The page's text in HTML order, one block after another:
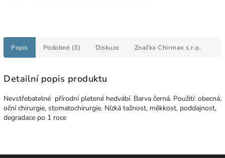
Popis Podobné (3) Diskuze Značka Chirmax s.r.o.
Detailní popis produktu
Nevstřebatelné přírodní pletené hedvábí. Barva černá. Použití: obecná,
oční chirurgie, stomatochirurgie. Nízká tažnost, měkkost, poddajnost,
degradace po 1 roce